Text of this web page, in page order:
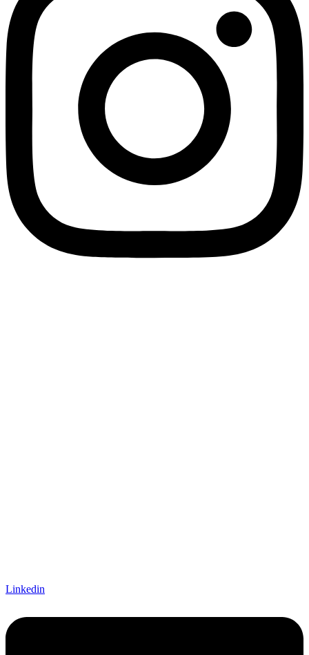
Linkedin